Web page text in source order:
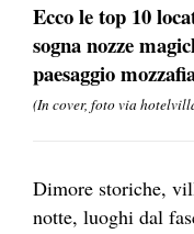
Ecco le top 10
sogna nozze
paesaggio
(In cover, foto via
Dimore storiche,
notte, luoghi dal